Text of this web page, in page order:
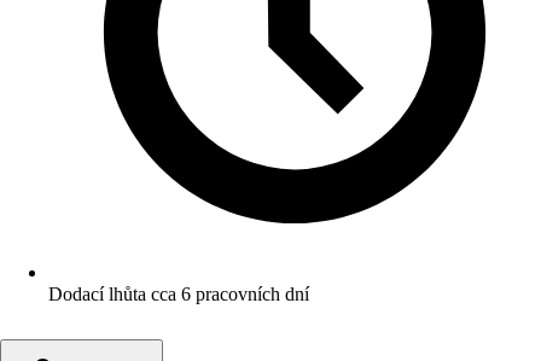
Dodací lhůta cca 6 pracovních dní